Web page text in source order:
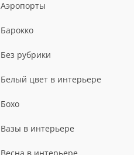
Аэропорты
Барокко
Без рубрики
Белый цвет в интерьере
Бохо
Вазы в интерьере